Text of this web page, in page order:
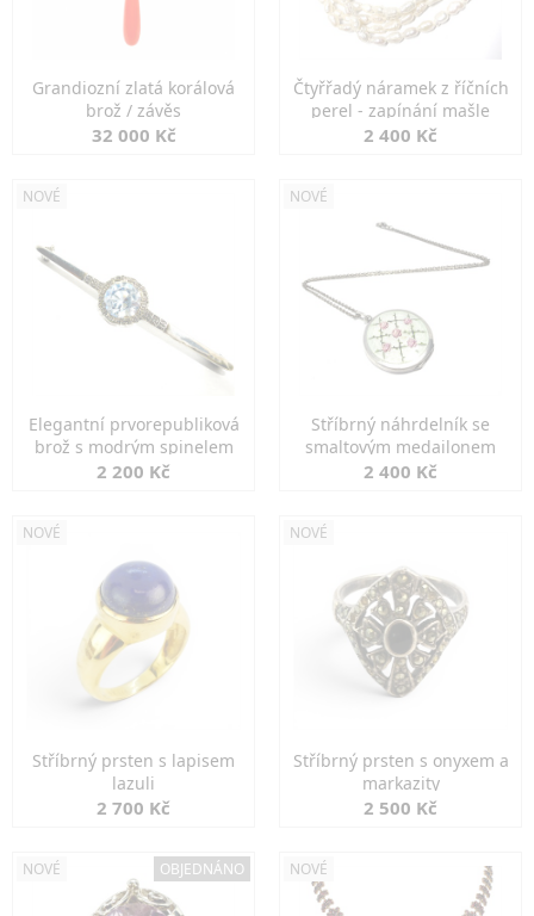
Grandiozní zlatá korálová
brož / závěs
32 000 Kč
Čtyřřadý náramek z říčních
perel - zapínání mašle
2 400 Kč
NOVÉ
Elegantní prvorepubliková
brož s modrým spinelem
2 200 Kč
NOVÉ
Stříbrný náhrdelník se
smaltovým medailonem
2 400 Kč
NOVÉ
Stříbrný prsten s lapisem
lazuli
2 700 Kč
NOVÉ
Stříbrný prsten s onyxem a
markazity
2 500 Kč
NOVÉ OBJEDNÁNO NOVÉ